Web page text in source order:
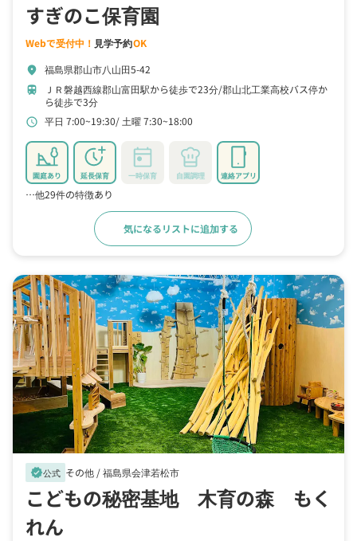
すぎのこ保育園
Webで受付中！ 見学予約OK
location_on 福島県郡山市八山田5-42
train ＪＲ磐越西線郡山富田駅から徒歩で23分 郡山北工業高校バス停か
ら徒歩で3分
schedule 平日 7:00~19:30 土曜 7:30~18:00
園庭あり 延長保育 一時保育 自園調理 連絡アプリ
…他29件の特徴あり
気になるリストに追加する
verified公式 その他 /福島県会津若松市
こどもの秘密基地 木育の森 もく
れん